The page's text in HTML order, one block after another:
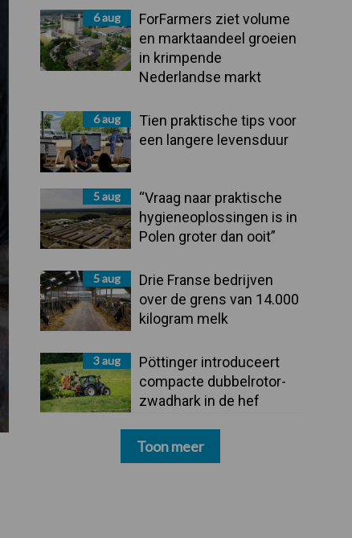
Sidebar6 aug
ForFarmers ziet volume
en marktaandeel groeien
in krimpende
Nederlandse markt
6 aug
Tien praktische tips voor
een langere levensduur
5 aug
“Vraag naar praktische
hygieneoplossingen is in
Polen groter dan ooit”
5 aug
Drie Franse bedrijven
over de grens van 14.000
kilogram melk
3 aug
Pöttinger introduceert
compacte dubbelrotor-
zwadhark in de hef
Toon meer